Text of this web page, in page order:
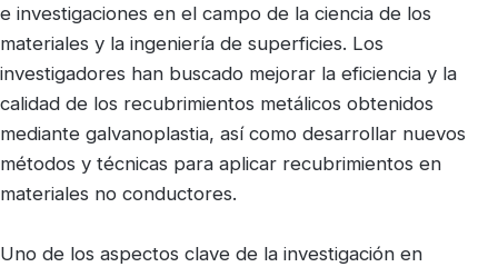
e investigaciones en el campo de la ciencia de los
materiales y la ingeniería de superficies. Los
investigadores han buscado mejorar la eficiencia y la
calidad de los recubrimientos metálicos obtenidos
mediante galvanoplastia, así como desarrollar nuevos
métodos y técnicas para aplicar recubrimientos en
materiales no conductores.
Uno de los aspectos clave de la investigación en